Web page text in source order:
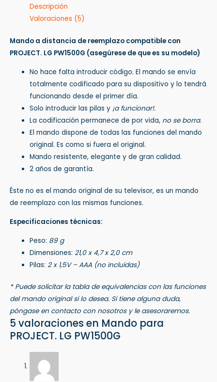
Descripción
Valoraciones (5)
Mando a distancia de reemplazo compatible con
PROJECT. LG PW1500G (asegúrese de que es su modelo)
No hace falta introducir código. El mando se envía
totalmente codificado para su dispositivo y lo tendrá
funcionando desde el primer día.
Solo introducir las pilas y ¡a funcionar!.
La codificación permanece de por vida, no se borra.
El mando dispone de todas las funciones del mando
original. Es como si fuera el original.
Mando resistente, elegante y de gran calidad.
2 años de garantía.
Éste no es el mando original de su televisor, es un mando
de reemplazo con las mismas funciones.
Especificaciones técnicas:
Peso: 89 g
Dimensiones:21,0 x 4,7 x 2,0 cm
Pilas:2 x 1,5V – AAA (no incluidas)
* Puede solicitar la tabla de equivalencias con las funciones
del mando original si lo desea. Si tiene alguna duda,
póngase en contacto con nosotros y le asesoraremos.
5 valoraciones en Mando para
PROJECT. LG PW1500G